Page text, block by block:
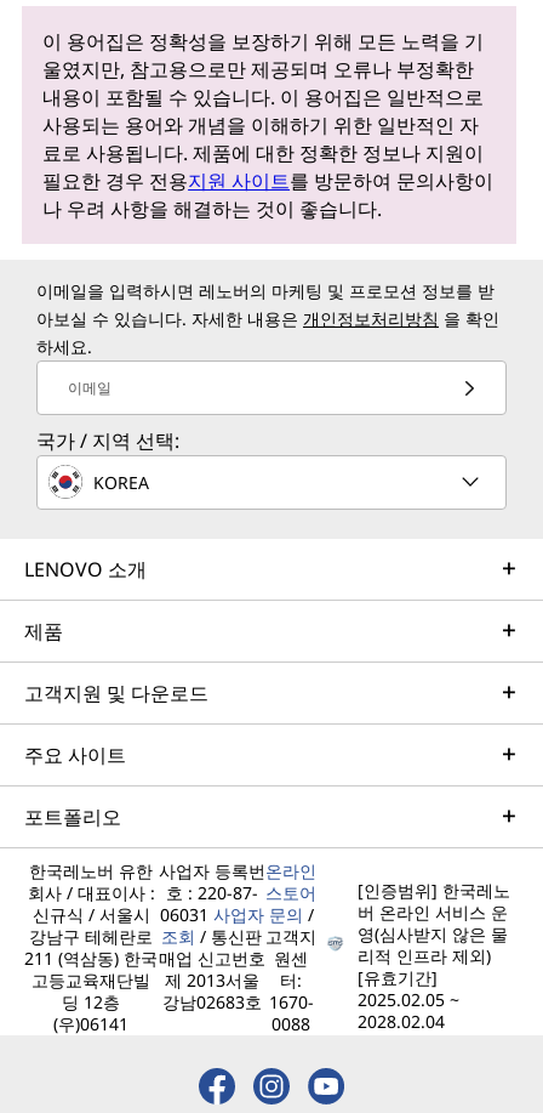
이 용어집은 정확성을 보장하기 위해 모든 노력을 기
울였지만, 참고용으로만 제공되며 오류나 부정확한
내용이 포함될 수 있습니다. 이 용어집은 일반적으로
사용되는 용어와 개념을 이해하기 위한 일반적인 자
료로 사용됩니다. 제품에 대한 정확한 정보나 지원이
필요한 경우 전용지원 사이트를 방문하여 문의사항이
나 우려 사항을 해결하는 것이 좋습니다.
이메일을 입력하시면 레노버의 마케팅 및 프로모션 정보를 받
아보실 수 있습니다. 자세한 내용은 개인정보처리방침 을 확인
하세요.
이메일
국가 / 지역 선택:
KOREA
LENOVO 소개
제품
고객지원 및 다운로드
주요 사이트
포트폴리오
한국레노버 유한
회사 / 대표이사 :
신규식 / 서울시
강남구 테헤란로
211 (역삼동) 한국
고등교육재단빌
딩 12층
(우)06141
사업자 등록번
호 : 220-87-
06031 사업자
조회 / 통신판
매업 신고번호
제 2013서울
강남02683호
온라인
스토어
문의 /
고객지
원센
터:
1670-
0088
[인증범위] 한국레노
버 온라인 서비스 운
영(심사받지 않은 물
리적 인프라 제외)
[유효기간]
2025.02.05 ~
2028.02.04